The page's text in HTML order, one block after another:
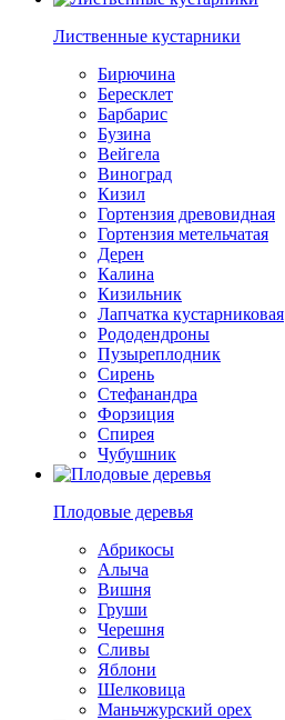
Лиственные кустарники
Бирючина
Бересклет
Барбарис
Бузина
Вейгела
Виноград
Кизил
Гортензия древовидная
Гортензия метельчатая
Дерен
Калина
Кизильник
Лапчатка кустарниковая
Рододендроны
Пузыреплодник
Сирень
Стефанандра
Форзиция
Спирея
Чубушник
Плодовые деревья
Абрикосы
Алыча
Вишня
Груши
Черешня
Сливы
Яблони
Шелковица
Маньчжурский орех